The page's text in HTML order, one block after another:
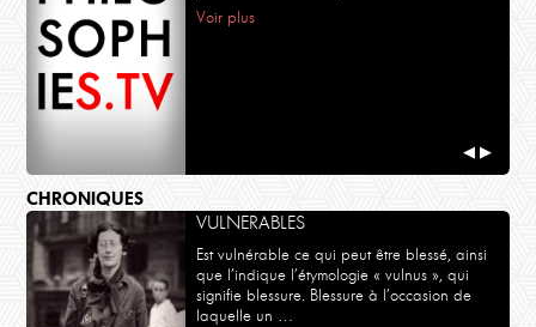
Voir plus
◀ ▶
CHRONIQUES
VULNERABLES
Est vulnérable ce qui peut être blessé, ainsi
que l’indique l’étymologie « vulnus », qui
signifie blessure. Blessure à l’occasion de
laquelle un …